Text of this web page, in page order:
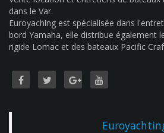
dans le Var.
Euroyaching est spécialisée dans
bord Yamaha, elle distribue également
rigide Lomac et des bateaux Pacific